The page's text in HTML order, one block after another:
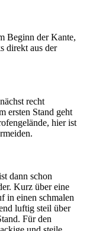
Beginn der Kante,
direkt aus der
recht
ersten Stand geht
hier ist
dann schon
Kurz über eine
in einen schmalen
luftig steil über
Für den